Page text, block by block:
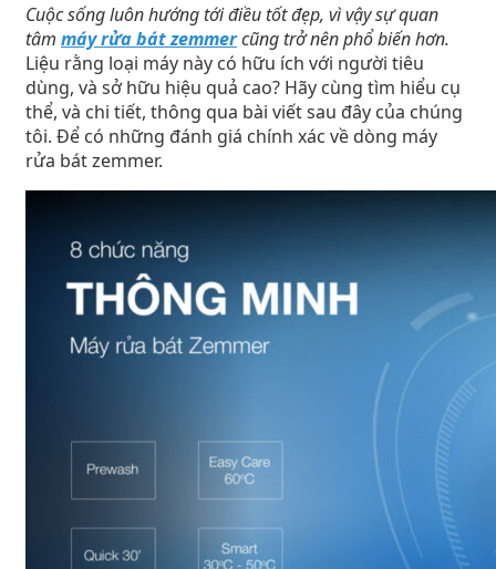
Cuộc sống luôn hướng tới điều tốt đẹp, vì vậy sự quan
tâm máy rửa bát zemmercũng trở nên phổ biến hơn.
Liệu rằng loại máy này có hữu ích với người tiêu
dùng, và sở hữu hiệu quả cao? Hãy cùng tìm hiểu cụ
thể, và chi tiết, thông qua bài viết sau đây của chúng
tôi. Để có những đánh giá chính xác về dòng máy
rửa bát zemmer.